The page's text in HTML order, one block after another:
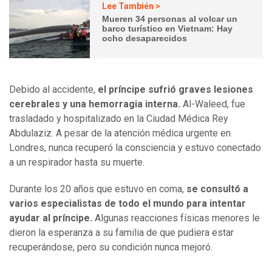
Lee También >
Mueren 34 personas al volcar un
barco turístico en Vietnam: Hay
ocho desaparecidos
Debido al accidente, el príncipe sufrió graves lesiones
cerebrales y una hemorragia interna. Al-Waleed, fue
trasladado y hospitalizado en la Ciudad Médica Rey
Abdulaziz. A pesar de la atención médica urgente en
Londres, nunca recuperó la consciencia y estuvo conectado
a un respirador hasta su muerte.
Durante los 20 años que estuvo en coma, se consultó a
varios especialistas de todo el mundo para intentar
ayudar al príncipe. Algunas reacciones físicas menores le
dieron la esperanza a su familia de que pudiera estar
recuperándose, pero su condición nunca mejoró.